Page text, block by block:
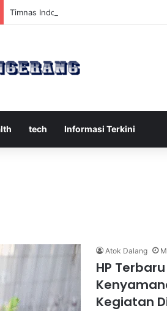
Timnas Indonesia U-17 Tereliminasi,
tech Informasi Terkini
Atok Dalang
HP
Kegiatan